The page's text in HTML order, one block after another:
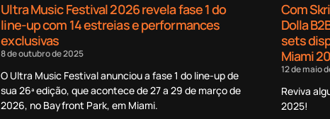
Ultra Music Festival 2026 revela fase 1 do
line-up com 14 estreias e performances
exclusivas
8 de outubro de 2025
O Ultra Music Festival anunciou a fase 1 do line-up de
sua 26ª edição, que acontece de 27 a 29 de março de
2026, no Bayfront Park, em Miami.
Com
Dolla
sets
Miami
12 de maio
Reviva
2025!